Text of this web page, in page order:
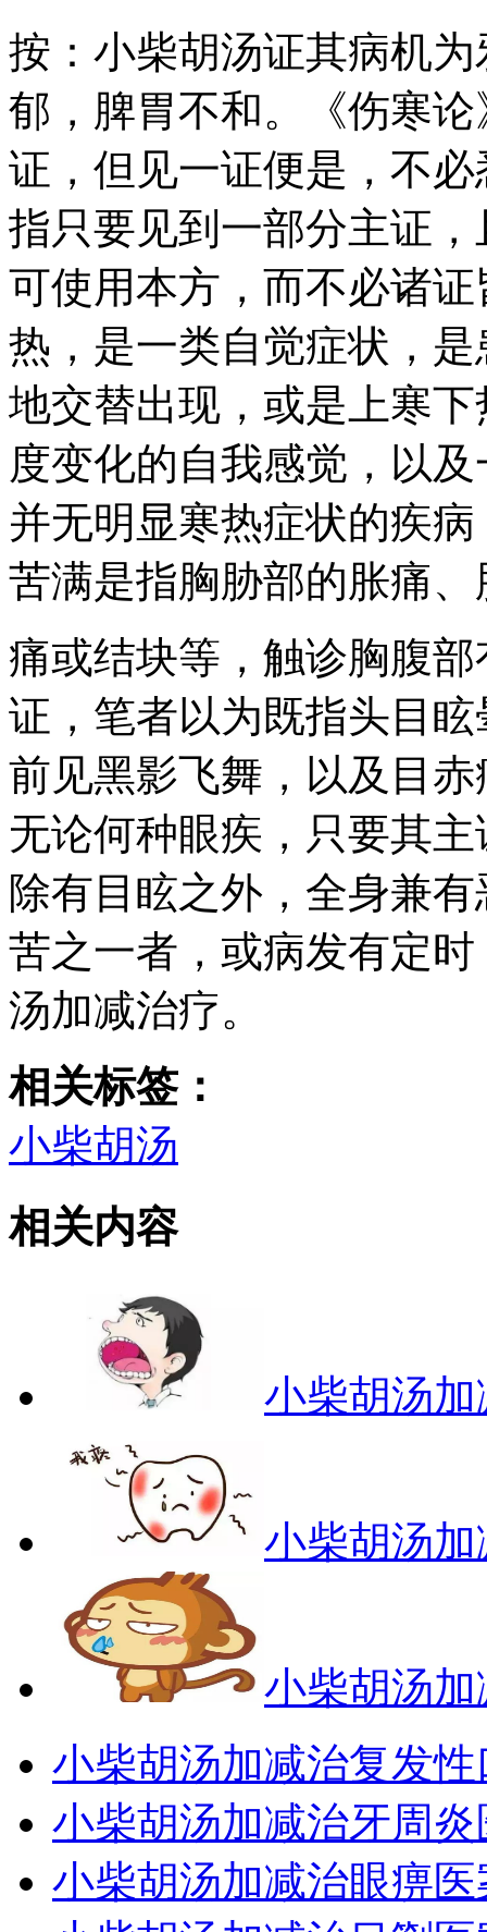
按：小柴胡汤证其病机
郁，脾胃不和。《伤寒
证，但见一证便是，不
指只要见到一部分主证
可使用本方，而不必诸
热，是一类自觉症状，
地交替出现，或是上寒
度变化的自我感觉，以
并无明显寒热症状的疾
苦满是指胸胁部的胀痛
痛或结块等，触诊胸腹
证，笔者以为既指头目
前见黑影飞舞，以及目
无论何种眼疾，只要其
除有目眩之外，全身兼
苦之一者，或病发有定
汤加减治疗。
相关标签：
小柴胡汤
相关内容
小柴胡汤
小柴胡汤
小柴胡汤
小柴胡汤加减治复发性
小柴胡汤加减治牙周炎
小柴胡汤加减治眼痹医